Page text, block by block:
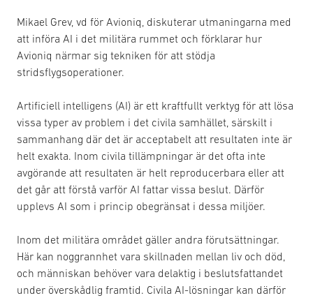
Mikael Grev, vd för Avioniq, diskuterar utmaningarna med
att införa AI i det militära rummet och förklarar hur
Avioniq närmar sig tekniken för att stödja
stridsflygsoperationer.
Artificiell intelligens (AI) är ett kraftfullt verktyg för att lösa
vissa typer av problem i det civila samhället, särskilt i
sammanhang där det är acceptabelt att resultaten inte är
helt exakta. Inom civila tillämpningar är det ofta inte
avgörande att resultaten är helt reproducerbara eller att
det går att förstå varför AI fattar vissa beslut. Därför
upplevs AI som i princip obegränsat i dessa miljöer.
Inom det militära området gäller andra förutsättningar.
Här kan noggrannhet vara skillnaden mellan liv och död,
och människan behöver vara delaktig i beslutsfattandet
under överskådlig framtid. Civila AI-lösningar kan därför